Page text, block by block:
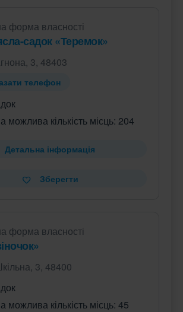
форма власності
садок «Теремок»
3, 48403
телефон
можлива кількість місць: 204
Детальна інформація
Зберегти
форма власності
3, 48400
можлива кількість місць: 45